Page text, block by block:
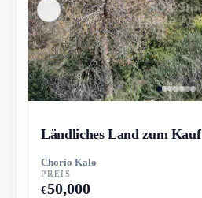
Ländliches Land zum Kauf
Chorio Kalo
PREIS
€50,000